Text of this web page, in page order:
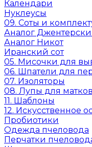
Календари
Нуклеусы
09. Соты и
Аналог
Аналог Никот
Иранский сот
05. Мисочки для
06. Шпатели для
07. Изоляторы
08. Лупы для
11. Шаблоны
12. Искусственное
Пробиотики
Одежда пчеловода
Перчатки